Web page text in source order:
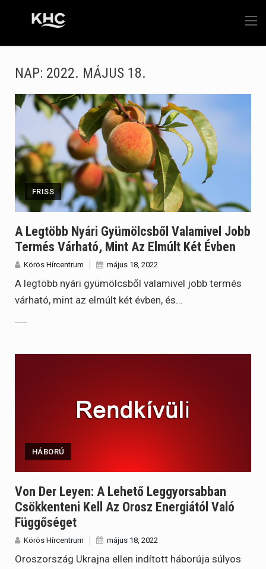
NAP: 2022. MÁJUS 18.
FRISS
A Legtöbb Nyári Gyümölcsből Valamivel Jobb
Termés Várható, Mint Az Elmúlt Két Évben
Körös Hírcentrum május 18, 2022
A legtöbb nyári gyümölcsből valamivel jobb termés
várható, mint az elmúlt két évben, és…
HÁBORÚ
Von Der Leyen: A Lehető Leggyorsabban
Csökkenteni Kell Az Orosz Energiától Való
Függőséget
Körös Hírcentrum május 18, 2022
Oroszország Ukrajna ellen indított háborúja súlyos